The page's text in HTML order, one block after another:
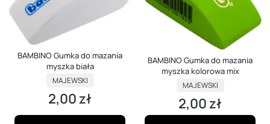
BAMBINO Gumka do mazania
myszka biała
PRODUCENT
MAJEWSKI
Cena
2,00 zł
BAMBINO Gumka do mazania
myszka kolorowa mix
PRODUCENT
MAJEWSKI
Cena
2,00 zł